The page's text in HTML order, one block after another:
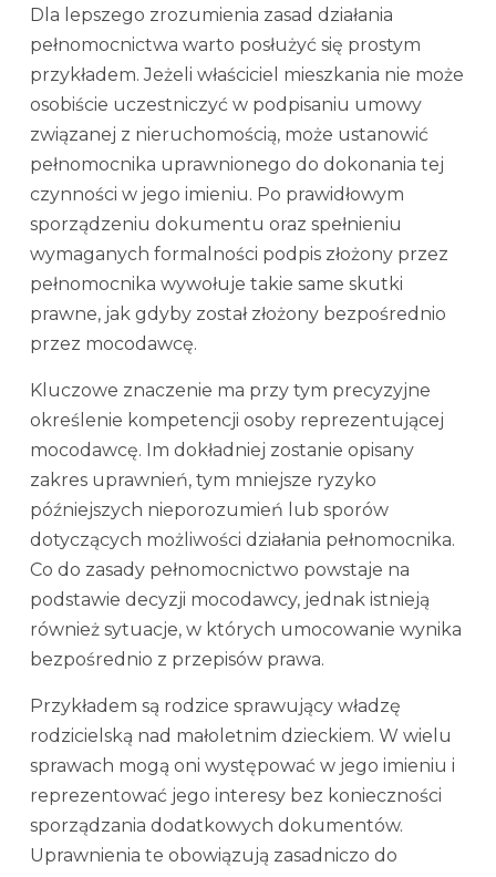
Dla lepszego zrozumienia zasad działania
pełnomocnictwa warto posłużyć się prostym
przykładem. Jeżeli właściciel mieszkania nie może
osobiście uczestniczyć w podpisaniu umowy
związanej z nieruchomością, może ustanowić
pełnomocnika uprawnionego do dokonania tej
czynności w jego imieniu. Po prawidłowym
sporządzeniu dokumentu oraz spełnieniu
wymaganych formalności podpis złożony przez
pełnomocnika wywołuje takie same skutki
prawne, jak gdyby został złożony bezpośrednio
przez mocodawcę.
Kluczowe znaczenie ma przy tym precyzyjne
określenie kompetencji osoby reprezentującej
mocodawcę. Im dokładniej zostanie opisany
zakres uprawnień, tym mniejsze ryzyko
późniejszych nieporozumień lub sporów
dotyczących możliwości działania pełnomocnika.
Co do zasady pełnomocnictwo powstaje na
podstawie decyzji mocodawcy, jednak istnieją
również sytuacje, w których umocowanie wynika
bezpośrednio z przepisów prawa.
Przykładem są rodzice sprawujący władzę
rodzicielską nad małoletnim dzieckiem. W wielu
sprawach mogą oni występować w jego imieniu i
reprezentować jego interesy bez konieczności
sporządzania dodatkowych dokumentów.
Uprawnienia te obowiązują zasadniczo do